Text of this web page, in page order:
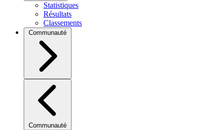
Statistiques
Résultats
Classements
Communauté
Communauté